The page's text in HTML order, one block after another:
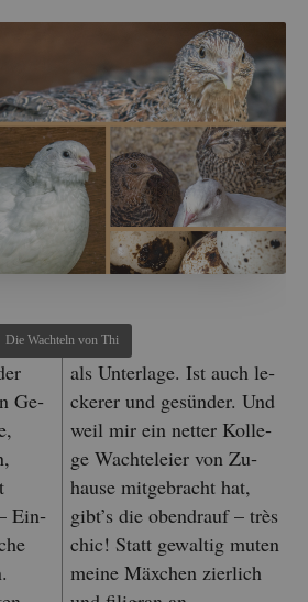
Die Wach­teln von Thi
Ge­
Ein­
le­
Und
très